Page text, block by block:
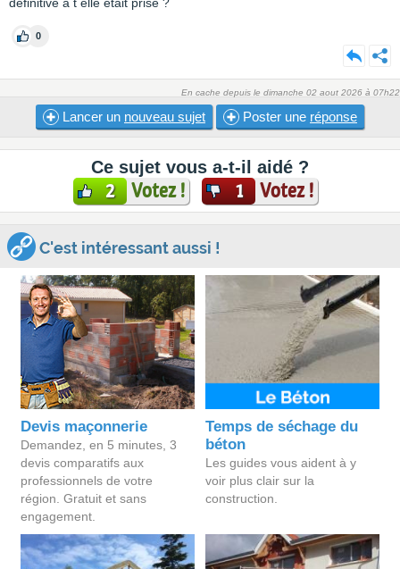
0
En cache depuis le dimanche 02 aout 2026 à 07h22
Lancer un nouveau sujet Poster une réponse
Ce sujet vous a-t-il aidé ?
2 Votez ! 1 Votez !
C'est intéressant aussi !
Devis maçonnerie
Demandez, en 5 minutes, 3
devis comparatifs aux
professionnels de votre
région. Gratuit et sans
engagement.
Temps de séchage du
béton
Les guides vous aident à y
voir plus clair sur la
construction.